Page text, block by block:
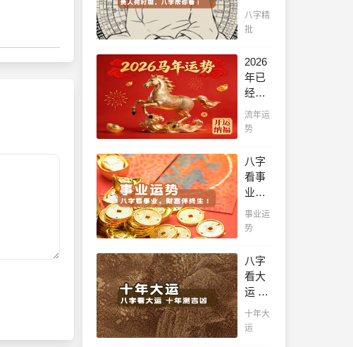
八字
帮你
平阴
阳断
祸
八字
精批
一生
好命
运！
八字精
批
2026
年已
经到
来，
如何
把握
先
机，
避
凶，
弯
路，
点击
此处
查
流年运
势
八字
看事
业，
财富
伴终
哪日
出生
的人
最有
财官
之
事业运
势
八字
看大
运 十
年测
吉
十年大
运